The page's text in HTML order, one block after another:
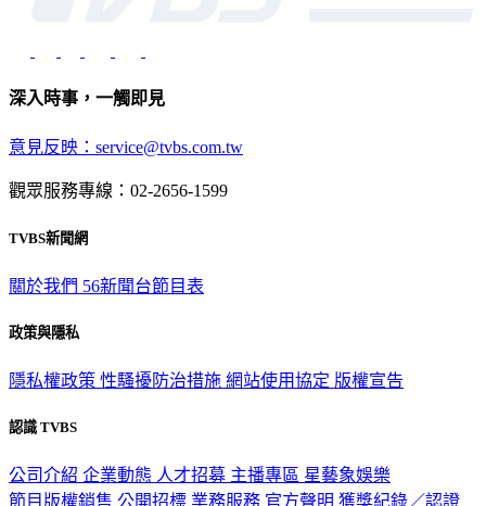
深入時事，一觸即見
意見反映：service@tvbs.com.tw
觀眾服務專線：02-2656-1599
TVBS新聞網
關於我們 56新聞台節目表
政策與隱私
隱私權政策 性騷擾防治措施 網站使用協定 版權宣告
認識 TVBS
公司介紹 企業動態 人才招募 主播專區 星藝象娛樂
節目版權銷售 公開招標 業務服務 官方聲明 獲獎紀錄／認證